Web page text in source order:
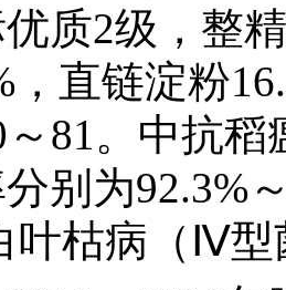
质2级，整
，直链淀粉
81。中抗
别为92.3%
叶枯病（Ⅳ